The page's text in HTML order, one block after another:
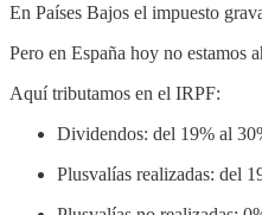
En Países Bajos el impuesto
Pero en España hoy no estamos
Aquí tributamos en el IRPF:
Dividendos: del 19% al
Plusvalías realizadas: del